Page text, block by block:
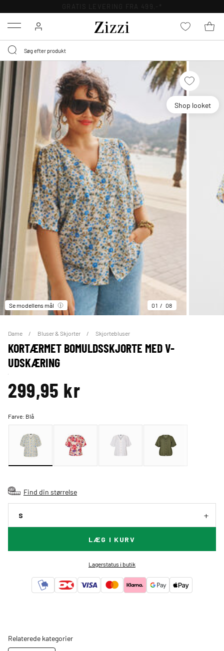
GRATIS LEVERING FRA 499,-*
Menu
Shop looket
Se modellens mål 01 08
Dame Bluser & Skjorter Skjortebluser
KORTÆRMET BOMULDSSKJORTE MED V-
UDSKÆRING
299,95 kr
Farve: Blå
Find din størrelse
S
LÆG I KURV
Lagerstatus i butik
Relaterede kategorier